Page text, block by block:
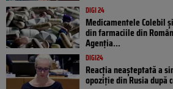
DIGI 24
Medicamentele Colebil
din farmaciile din
Agenția...
DIGI24
Reacția neașteptată a
opoziţie din Rusia după